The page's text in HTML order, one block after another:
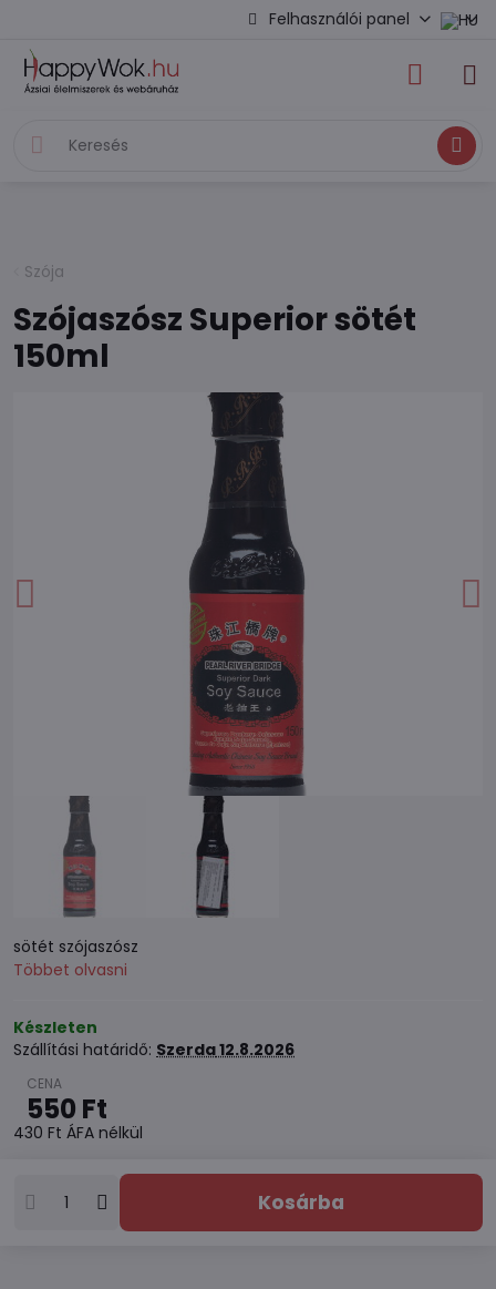
Felhasználói panel
Keresés
Szója
Szójaszósz Superior sötét
150ml
sötét szójaszósz
Többet olvasni
Készleten
Szállítási határidő: Szerda12.8.2026
550 Ft
430 Ft ÁFA nélkül
Kosárba